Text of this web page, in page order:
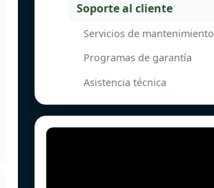
Soporte al cliente
Servicios de mantenimiento
Programas de garantía
Asistencia técnica